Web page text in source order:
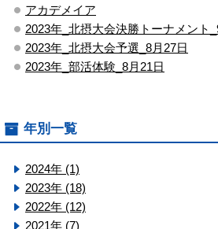
アカデメイア
2023年_北摂大会決勝トーナメント
2023年_北摂大会予選_8月27日
2023年_部活体験_8月21日
年別一覧
2024年 (1)
2023年 (18)
2022年 (12)
2021年 (7)